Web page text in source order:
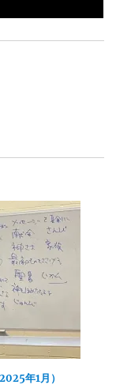
年1月）